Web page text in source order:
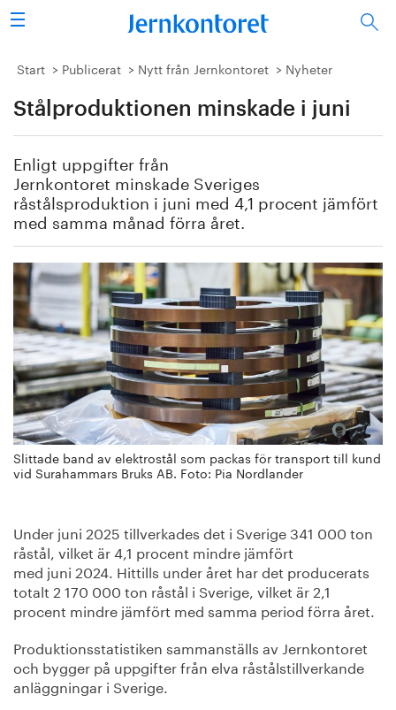
Sök
Stålindustrin
Vision 2050
Forskning/utbildning
Energi/miljö
Vi tycker
Publicerat
Bildbank
Om oss
Start Publicerat Nytt från Jernkontoret Nyheter
Stålproduktionen minskade i juni
Enligt uppgifter från
Jernkontoret minskade Sveriges
råstålsproduktion i juni med 4,1 procent jämfört
med samma månad förra året.
Slittade band av elektrostål som packas för transport till kund
vid Surahammars Bruks AB. Foto: Pia Nordlander
Under juni 2025 tillverkades det i Sverige 341 000 ton
råstål, vilket är 4,1 procent mindre jämfört
med juni 2024. Hittills under året har det producerats
totalt 2 170 000 ton råstål i Sverige, vilket är 2,1
procent mindre jämfört med samma period förra året.
Produktionsstatistiken sammanställs av Jernkontoret
och bygger på uppgifter från elva råstålstillverkande
anläggningar i Sverige.